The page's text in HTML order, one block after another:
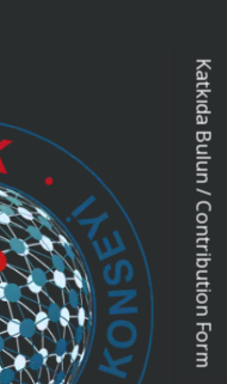
Katkıda Bulun / Contribution Form